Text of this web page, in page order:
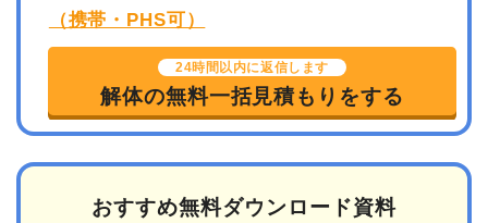
24時間以内に返信します
解体の無料一括見積もりをする
おすすめ無料ダウンロード資料